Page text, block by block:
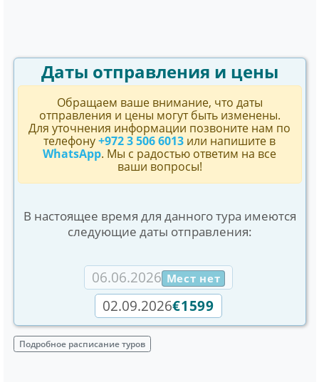
Даты отправления и цены
Обращаем ваше внимание, что даты
отправления и цены могут быть изменены.
Для уточнения информации позвоните нам по
телефону+972 3 506 6013 или напишите в
WhatsApp. Мы с радостью ответим на все
ваши вопросы!
В настоящее время для данного тура имеются
следующие даты отправления:
06.06.2026 Мест нет
02.09.2026€1599
Подробное расписание туров